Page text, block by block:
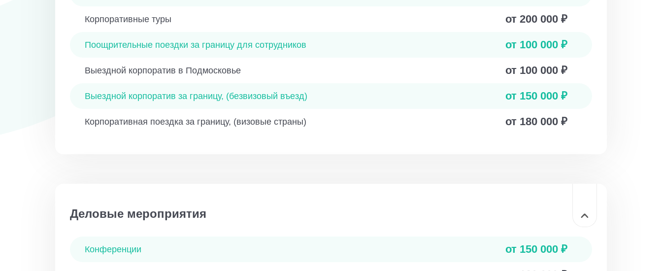
Корпоративные туры от 200 000 ₽
Поощрительные поездки за границу для сотрудников от 100 000 ₽
Выездной корпоратив в Подмосковье от 100 000 ₽
Выездной корпоратив за границу, (безвизовый въезд) от 150 000 ₽
Корпоративная поездка за границу, (визовые страны) от 180 000 ₽
Деловые мероприятия
Конференции от 150 000 ₽